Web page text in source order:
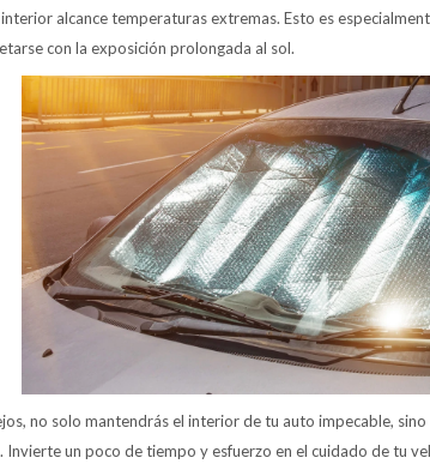
alcance temperaturas extremas. Esto es
con la exposición prolongada al sol.
no solo mantendrás el interior de tu auto impecable,
un poco de tiempo y esfuerzo en el cuidado de tu